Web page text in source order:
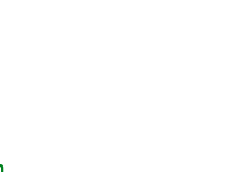
in een nieuw
in een nieuw
in een nieuw
in een nieuw